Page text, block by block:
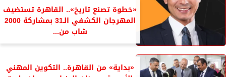
«خطوة تصنع تاريخ».. القاهرة تستضيف
المهرجان الكشفي الـ31 بمشاركة 2000
شاب من...
«بداية» من القاهرة.. التكوين المهني